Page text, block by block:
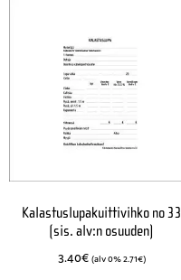
Kalastuslupakuittivihko no 33
(sis. alv:n osuuden)
3.40€ (alv 0%2.71€)